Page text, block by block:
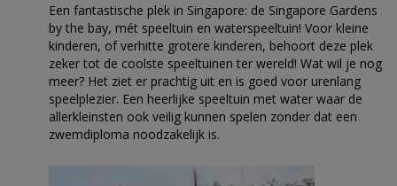
Een fantastische plek in Singapore: de Singapore Gardens
by the bay, mét speeltuin en waterspeeltuin! Voor kleine
kinderen, of verhitte grotere kinderen, behoort deze plek
zeker tot de coolste speeltuinen ter wereld! Wat wil je nog
meer? Het ziet er prachtig uit en is goed voor urenlang
speelplezier. Een heerlijke speeltuin met water waar de
allerkleinsten ook veilig kunnen spelen zonder dat een
zwemdiploma noodzakelijk is.